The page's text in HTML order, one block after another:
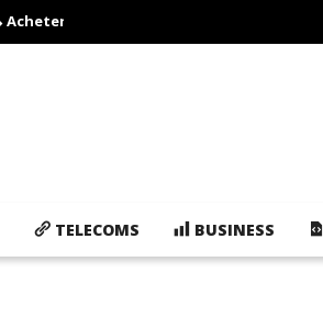
Acheter des cartouches d'encre pas cher,
TELECOMS BUSINESS